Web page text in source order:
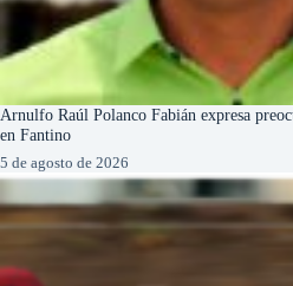
Arnulfo Raúl Polanco Fabián expresa
en Fantino
5 de agosto de 2026